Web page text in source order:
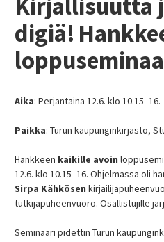
kirjallisuushistoria ja laji”
Vierailuluento Australian
Universityssa
Artikkeli – Sanomalehti
Kirjallisuutta
digiä!
Aika: Perjantaina 12.6. klo 10.15–16.
Paikka: Turun kaupunginkirjasto,
Hankkeen kaikille avoin
12.6. klo 10.15–16. Ohjelmassa oli
Sirpa Kähkösen
tutkijapuheenvuoro. Osallistujille
Seminaari pidettin Turun